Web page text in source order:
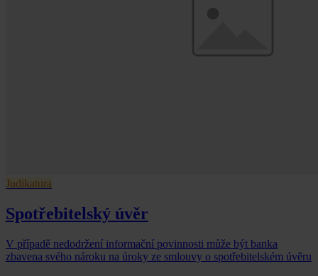
Judikatura
Spotřebitelský úvěr
V případě nedodržení informační povinnosti může být banka
zbavena svého nároku na úroky ze smlouvy o spotřebitelském úvěru